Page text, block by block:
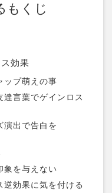
もくじ
効果
ップ萌えの事
言葉でゲインロス
出で告白を
を与えない
効果に気を付ける